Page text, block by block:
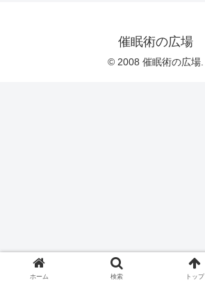
催眠術の広場
© 2008 催眠術の広場.
ホーム 検索 トップ